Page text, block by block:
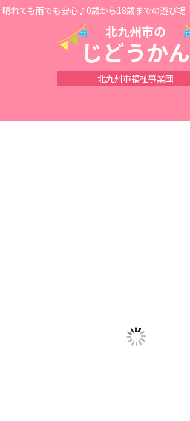
晴れても雨でも安心♪0歳から18歳までの遊び場
北九州市の
じどうかん
北九州市福祉事業団